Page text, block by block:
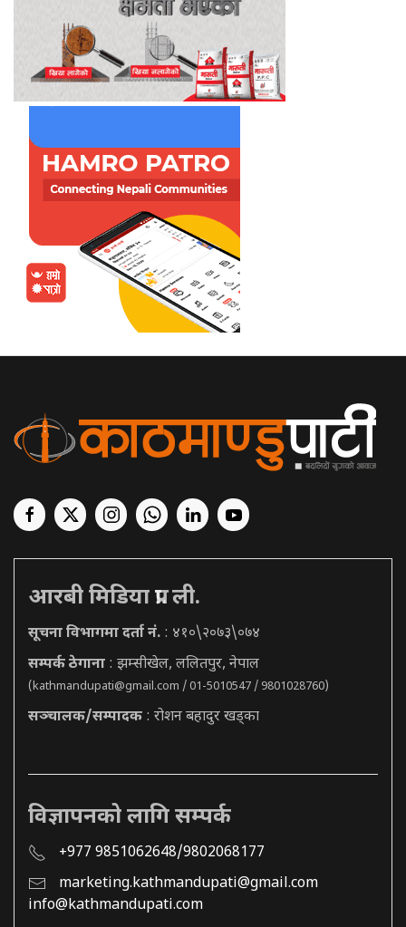
आरबी मिडिया प्रा. ली.
सूचना विभागमा दर्ता नं. : ४१०\२०७३\०७४
सम्पर्क ठेगाना : झम्सीखेल, ललितपुर, नेपाल
(kathmandupati@gmail.com / 01-5010547 / 9801028760)
सञ्चालक/सम्पादक : रोशन बहादुर खड्का
विज्ञापनको लागि सम्पर्क
+977 9851062648/9802068177
marketing.kathmandupati@gmail.com
info@kathmandupati.com